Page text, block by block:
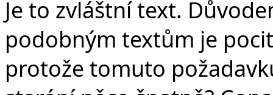
Je to zvláštní text.
podobným textům je
protože tomuto